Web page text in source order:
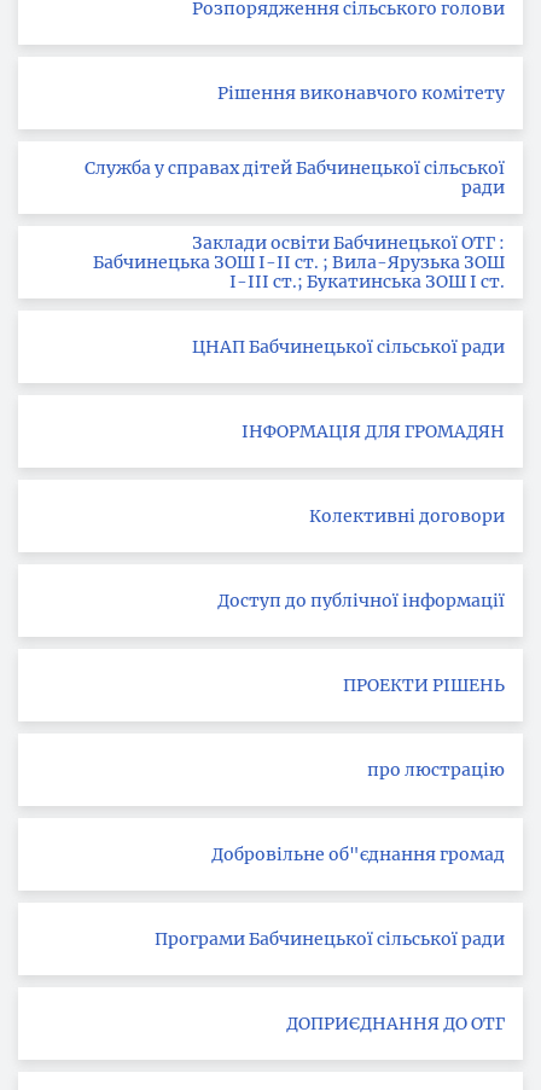
Розпорядження сільського голови
Рішення виконавчого комітету
Служба у справах дітей Бабчинецької сільської
ради
Заклади освіти Бабчинецької ОТГ :
Бабчинецька ЗОШ І-ІІ ст. ; Вила-Ярузька ЗОШ
І-ІІІ ст.; Букатинська ЗОШ І ст.
ЦНАП Бабчинецької сільської ради
ІНФОРМАЦІЯ ДЛЯ ГРОМАДЯН
Колективні договори
Доступ до публічної інформації
ПРОЕКТИ РІШЕНЬ
про люстрацію
Добровільне об"єднання громад
Програми Бабчинецької сільської ради
ДОПРИЄДНАННЯ ДО ОТГ